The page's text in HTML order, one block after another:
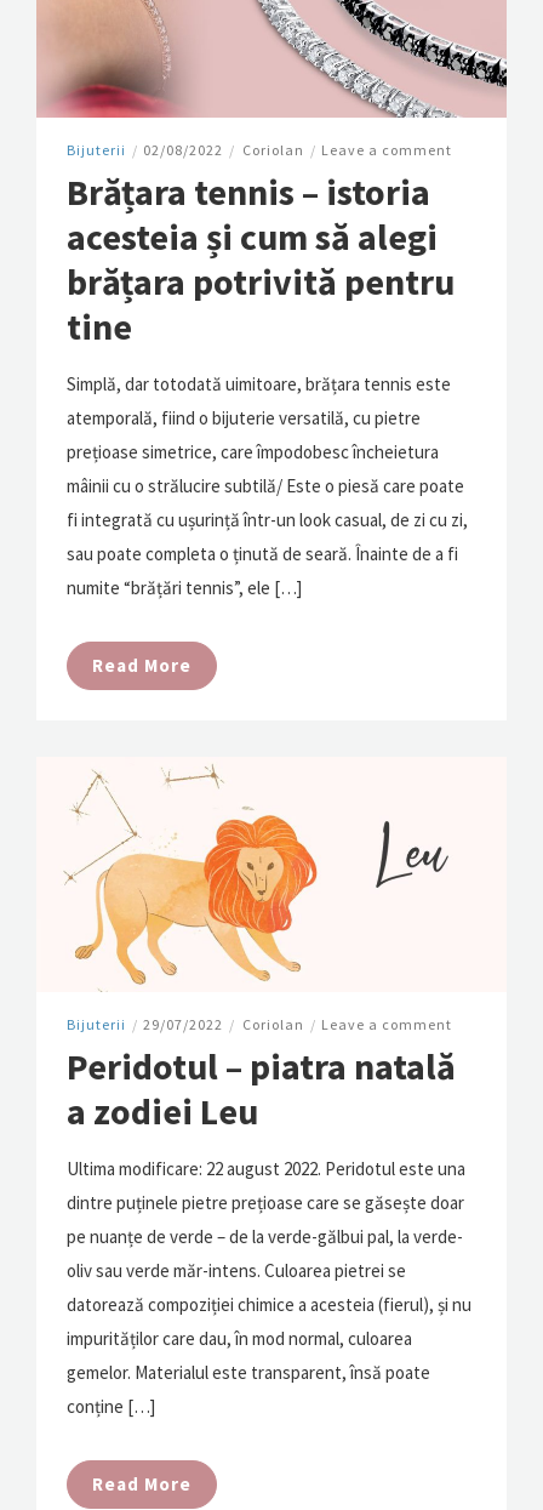
Bijuterii / 02/08/2022 / Coriolan / Leave a comment
Brățara tennis – istoria
acesteia și cum să alegi
brățara potrivită pentru
tine
Simplă, dar totodată uimitoare, brățara tennis este
atemporală, fiind o bijuterie versatilă, cu pietre
prețioase simetrice, care împodobesc încheietura
mâinii cu o strălucire subtilă/ Este o piesă care poate
fi integrată cu ușurință într-un look casual, de zi cu zi,
sau poate completa o ținută de seară. Înainte de a fi
numite “brățări tennis”, ele […]
Read More
Bijuterii / 29/07/2022 / Coriolan / Leave a comment
Peridotul – piatra natală
a zodiei Leu
Ultima modificare: 22 august 2022. Peridotul este una
dintre puținele pietre prețioase care se găsește doar
pe nuanțe de verde – de la verde-gălbui pal, la verde-
oliv sau verde măr-intens. Culoarea pietrei se
datorează compoziției chimice a acesteia (fierul), și nu
impurităților care dau, în mod normal, culoarea
gemelor. Materialul este transparent, însă poate
conține […]
Read More